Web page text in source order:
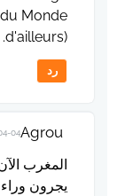
Monde
d'ailleurs).
رد
Agrou
المغرب
يجرون